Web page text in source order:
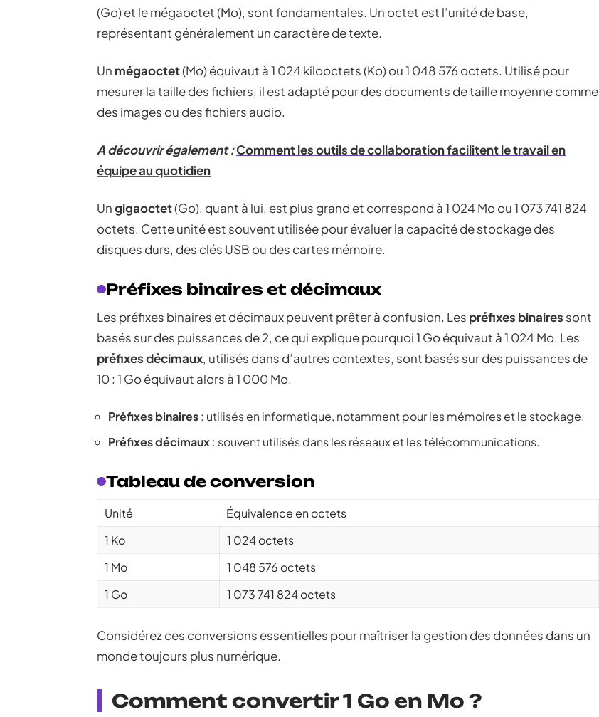
(Go) et le mégaoctet (Mo), sont fondamentales. Un octet est l’unité de base,
représentant généralement un caractère de texte.
Un mégaoctet(Mo) équivaut à 1 024 kilooctets (Ko) ou 1 048 576 octets. Utilisé pour
mesurer la taille des fichiers, il est adapté pour des documents de taille moyenne comme
des images ou des fichiers audio.
A découvrir également :Comment les outils de collaboration facilitent le travail en
équipe au quotidien
Ungigaoctet(Go), quant à lui, est plus grand et correspond à 1 024 Mo ou 1 073 741 824
octets. Cette unité est souvent utilisée pour évaluer la capacité de stockage des
disques durs, des clés USB ou des cartes mémoire.
Préfixes binaires et décimaux
Les préfixes binaires et décimaux peuvent prêter à confusion. Les préfixes binaires sont
basés sur des puissances de 2, ce qui explique pourquoi 1 Go équivaut à 1 024 Mo. Les
préfixes décimaux, utilisés dans d’autres contextes, sont basés sur des puissances de
10 : 1 Go équivaut alors à 1 000 Mo.
Préfixes binaires: utilisés en informatique, notamment pour les mémoires et le stockage.
Préfixes décimaux: souvent utilisés dans les réseaux et les télécommunications.
Tableau de conversion
Unité
Équivalence en octets
1 Ko
1 024 octets
1 Mo
1 048 576 octets
1 Go
1 073 741 824 octets
Considérez ces conversions essentielles pour maîtriser la gestion des données dans un
monde toujours plus numérique.
Comment convertir 1 Go en Mo ?